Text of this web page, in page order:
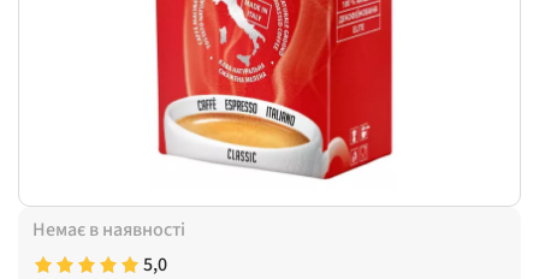
Немає в наявності
5,0